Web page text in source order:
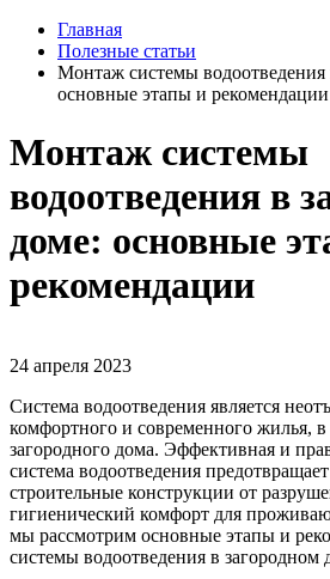
Главная
Полезные статьи
Монтаж системы водоотведения
основные этапы и рекомендации
Монтаж системы
водоотведения в
доме: основные
рекомендации
24 апреля 2023
Система водоотведения является
комфортного и современного жилья,
загородного дома. Эффективная и
система водоотведения
строительные конструкции от
гигиенический комфорт для
мы рассмотрим основные этапы и
системы водоотведения в загородном